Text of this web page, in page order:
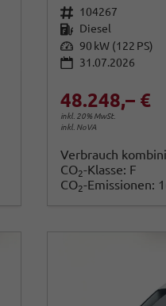
Fahrzeugnr. 104267
Kraftstoff Diesel
Leistung 90 kW (122 PS)
31.07.2026
48.248,– €
inkl. 20% MwSt.
inkl. NoVA
Verbrauch
CO2-Klasse: F
CO2-Emissionen: